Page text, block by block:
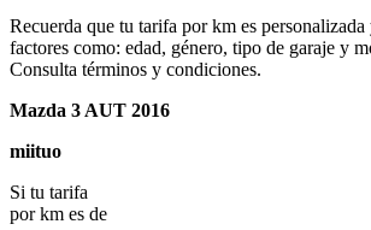
Recuerda que tu tarifa por km es personalizada
factores como: edad, género, tipo de garaje y
Consulta términos y condiciones.
Mazda 3 AUT 2016
miituo
Si tu tarifa
por km es de